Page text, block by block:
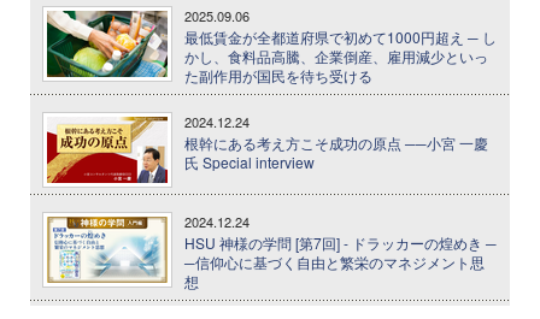
2025.09.06
最低賃金が全都道府県で初めて1000円超え ─ し
かし、食料品高騰、企業倒産、雇用減少といっ
た副作用が国民を待ち受ける
2024.12.24
根幹にある考え方こそ成功の原点 ──小宮 一慶
氏 Special interview
2024.12.24
HSU 神様の学問 [第7回] - ドラッカーの煌めき ─
─信仰心に基づく自由と繁栄のマネジメント思
想